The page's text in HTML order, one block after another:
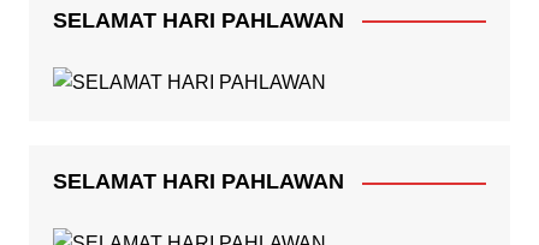
SELAMAT HARI PAHLAWAN
SELAMAT HARI PAHLAWAN